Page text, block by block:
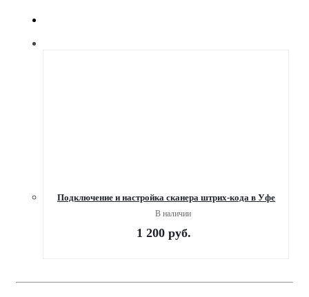
Подключение и настройка сканера штрих-кода в Уфе
В наличии
1 200 руб.